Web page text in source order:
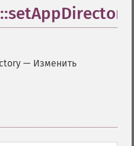
— Изменить